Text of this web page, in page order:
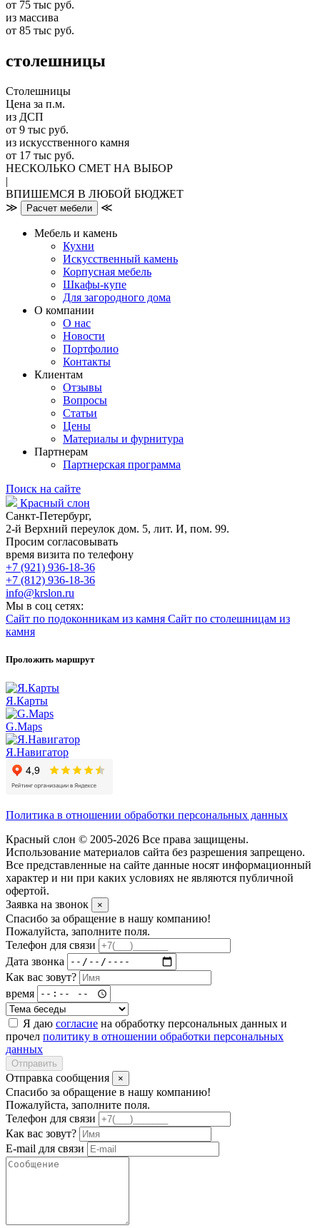
от 75 тыс руб.
из массива
от 85 тыс руб.
столешницы
Столешницы
Цена за п.м.
из ДСП
от 9 тыс руб.
из искусственного камня
от 17 тыс руб.
НЕСКОЛЬКО СМЕТ НА ВЫБОР
|
ВПИШЕМСЯ В ЛЮБОЙ БЮДЖЕТ
≫
Расчет мебели ≪
Мебель и камень
Кухни
Искусственный камень
Корпусная мебель
Шкафы-купе
Для загородного дома
О компании
О нас
Новости
Портфолио
Контакты
Клиентам
Отзывы
Вопросы
Статьи
Цены
Материалы и фурнитура
Партнерам
Партнерская программа
Поиск на сайте
Красный слон
Санкт-Петербург,
2-й Верхний переулок дом. 5, лит. И, пом. 99.
Просим согласовывать
время визита по телефону
+7 (921) 936-18-36
+7 (812) 936-18-36
info@krslon.ru
Мы в соц сетях:
Сайт по подоконникам из камня Сайт по столешницам из
камня
Проложить маршрут
Я.Карты
G.Maps
Я.Навигатор
Политика в отношении обработки персональных данных
Красный слон © 2005-2026 Все права защищены.
Использование материалов сайта без разрешения запрещено.
Все представленные на сайте данные носят информационный
характер и ни при каких условиях не являются публичной
офертой.
Заявка на звонок
×
Спасибо за обращение в нашу компанию!
Пожалуйста, заполните поля.
Телефон для связи
Дата звонка
Как вас зовут?
время
Я даю согласие на обработку персональных данных и
прочел политику в отношении обработки персональных
данных
Отправить
Отправка сообщения ×
Спасибо за обращение в нашу компанию!
Пожалуйста, заполните поля.
Телефон для связи
Как вас зовут?
E-mail для связи